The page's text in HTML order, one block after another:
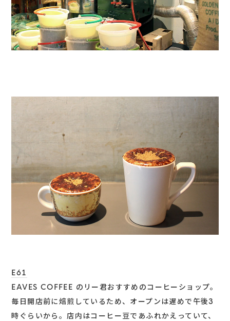
E61
EAVES COFFEE のリー君おすすめのコーヒーショップ。
毎日開店前に焙煎しているため、オープンは遅めで午後3
時ぐらいから。店内はコーヒー豆であふれかえっていて、